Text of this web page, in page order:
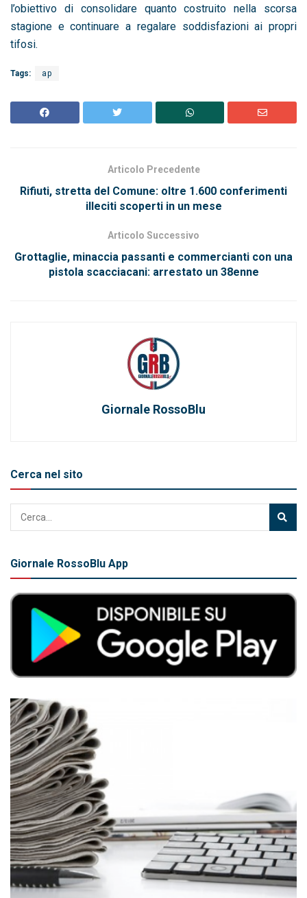
l’obiettivo di consolidare quanto costruito nella scorsa
stagione e continuare a regalare soddisfazioni ai propri
tifosi.
Tags: ap
Articolo Precedente
Rifiuti, stretta del Comune: oltre 1.600 conferimenti
illeciti scoperti in un mese
Articolo Successivo
Grottaglie, minaccia passanti e commercianti con una
pistola scacciacani: arrestato un 38enne
Giornale RossoBlu
Cerca nel sito
Giornale RossoBlu App